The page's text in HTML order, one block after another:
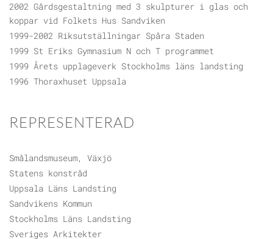
2002 Gårdsgestaltning med 3 skulpturer i glas och
koppar vid Folkets Hus Sandviken
1999-2002 Riksutställningar Spåra Staden
1999 St Eriks Gymnasium N och T programmet
1999 Årets upplageverk Stockholms läns landsting
1996 Thoraxhuset Uppsala
REPRESENTERAD
Smålandsmuseum, Växjö
Statens konstråd
Uppsala Läns Landsting
Sandvikens Kommun
Stockholms Läns Landsting
Sveriges Arkitekter